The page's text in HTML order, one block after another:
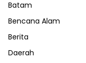
Batam
Bencana Alam
Berita
Daerah